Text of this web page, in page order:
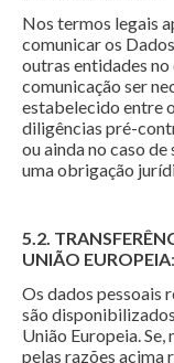
Nos termos legais
comunicar os
outras entidades no
comunicação ser
estabelecido entre
diligências pré-
ou ainda no caso
uma obrigação
5.2.
UNIÃO EUROPEIA:
Os dados pessoais
são
União Europeia.
pelas razões acima